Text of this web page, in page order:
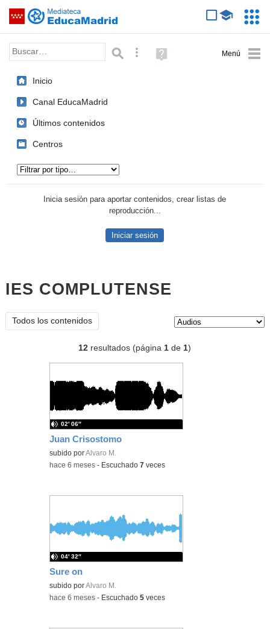
Saltar navegación
Palabra o frase: Búsqueda avanzada
Ayuda
(en
Inicio
Canal EducaMadrid
Últimos contenidos
Centros
Inicia sesión para aportar contenidos, crear listas de
reproducción...
Iniciar sesión
IES COMPLUTENSE
Todos los contenidos
12 resultados (página1 de1)
Juan Crisostomo
subido porAlvaro M.
02′ 06″
-hace 6 meses - Escuchado7 veces
Sure on
subido porAlvaro M.
04′ 32″
-hace 6 meses - Escuchado5 veces